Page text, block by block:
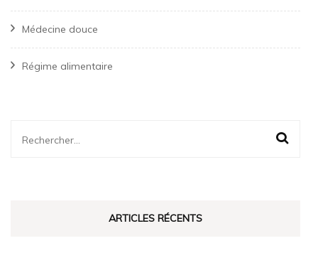
Médecine douce
Régime alimentaire
Rechercher :
ARTICLES RÉCENTS